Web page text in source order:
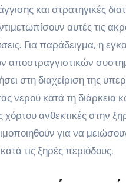
και στρατηγικές
αυτές τις
Για παράδειγμα, η
αποστραγγιστικών
στη διαχείριση της
νερού κατά τη διάρκεια
χόρτου ανθεκτικές στην
για να
τις ξηρές περιόδους.